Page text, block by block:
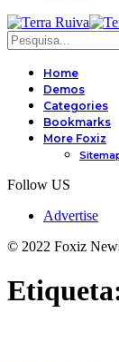
Home
Demos
Categories
Bookmarks
More Foxiz
Follow US
Advertise
© 2022 Foxiz